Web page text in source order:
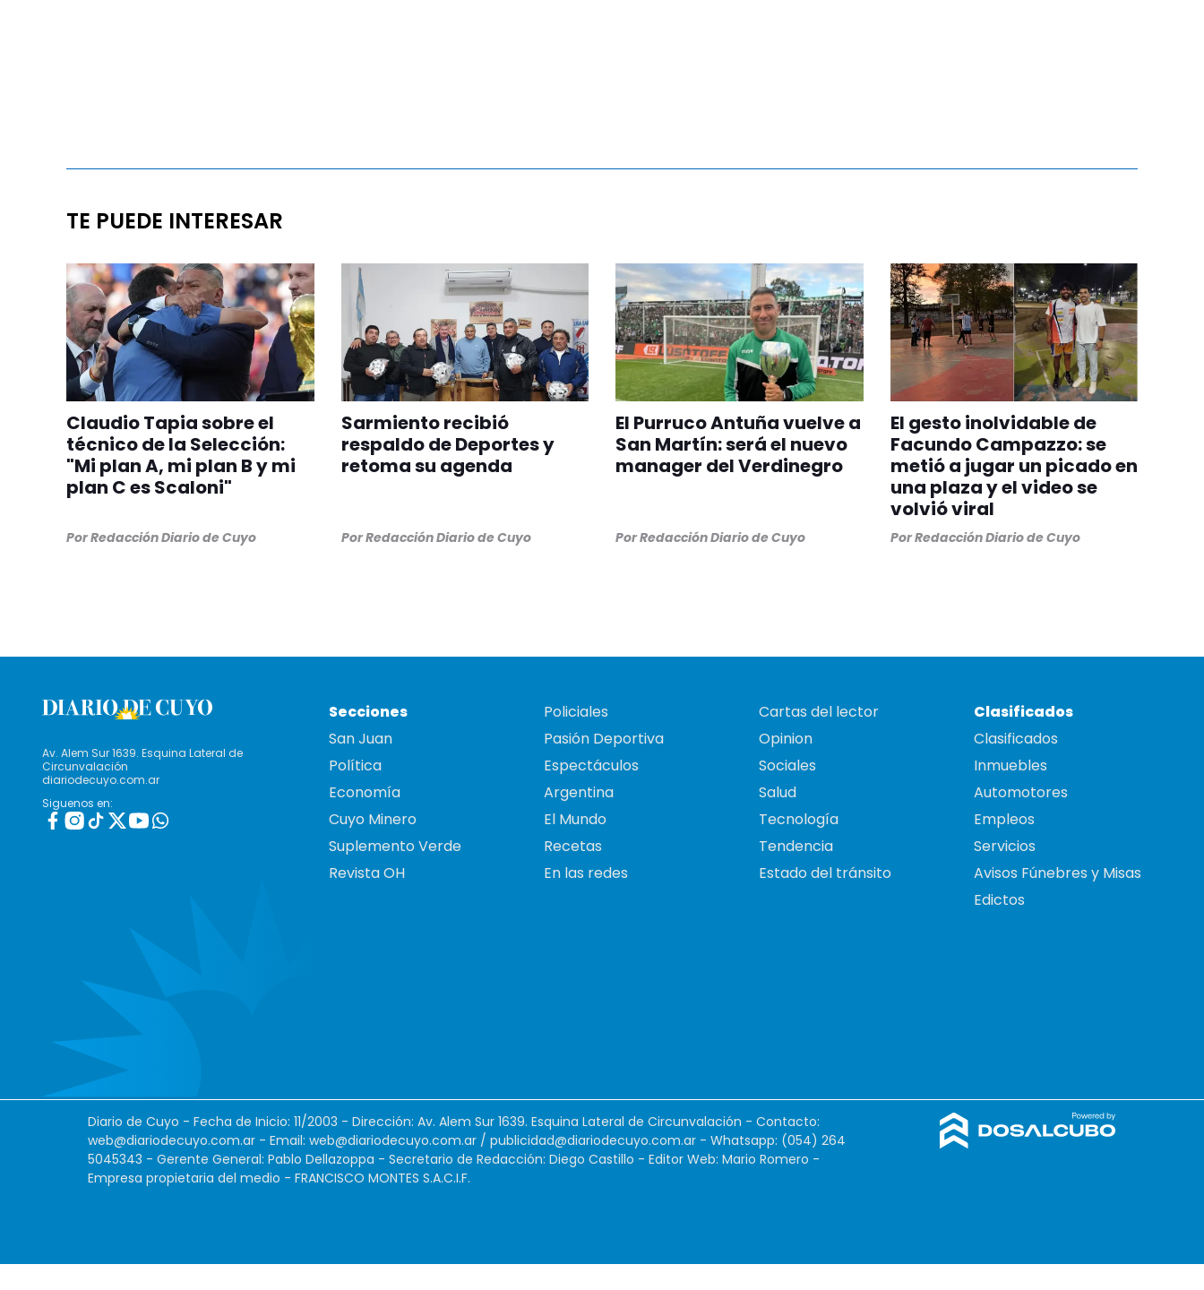
TE PUEDE INTERESAR
Claudio Tapia sobre el
técnico de la Selección:
"Mi plan A, mi plan B y mi
plan C es Scaloni"
PorRedacción Diario de Cuyo
Sarmiento recibió
respaldo de Deportes y
retoma su agenda
PorRedacción Diario de Cuyo
El Purruco Antuña vuelve a
San Martín: será el nuevo
manager del Verdinegro
PorRedacción Diario de Cuyo
El gesto inolvidable de
Facundo Campazzo: se
metió a jugar un picado en
una plaza y el video se
volvió viral
PorRedacción Diario de Cuyo
Av. Alem Sur 1639. Esquina Lateral de
Circunvalación
diariodecuyo.com.ar
Siguenos en:
Secciones
San Juan
Política
Economía
Cuyo Minero
Suplemento Verde
Revista OH
Policiales
Pasión Deportiva
Espectáculos
Argentina
El Mundo
Recetas
En las redes
Cartas del lector
Opinion
Sociales
Salud
Tecnología
Tendencia
Estado del tránsito
Clasificados
Clasificados
Inmuebles
Automotores
Empleos
Servicios
Avisos Fúnebres y Misas
Edictos
Diario de Cuyo - Fecha de Inicio: 11/2003 - Dirección: Av. Alem Sur 1639. Esquina Lateral de Circunvalación - Contacto:
web@diariodecuyo.com.ar - Email: web@diariodecuyo.com.ar / publicidad@diariodecuyo.com.ar - Whatsapp: (054) 264
5045343 - Gerente General: Pablo Dellazoppa - Secretario de Redacción: Diego Castillo - Editor Web: Mario Romero -
Empresa propietaria del medio - FRANCISCO MONTES S.A.C.I.F.